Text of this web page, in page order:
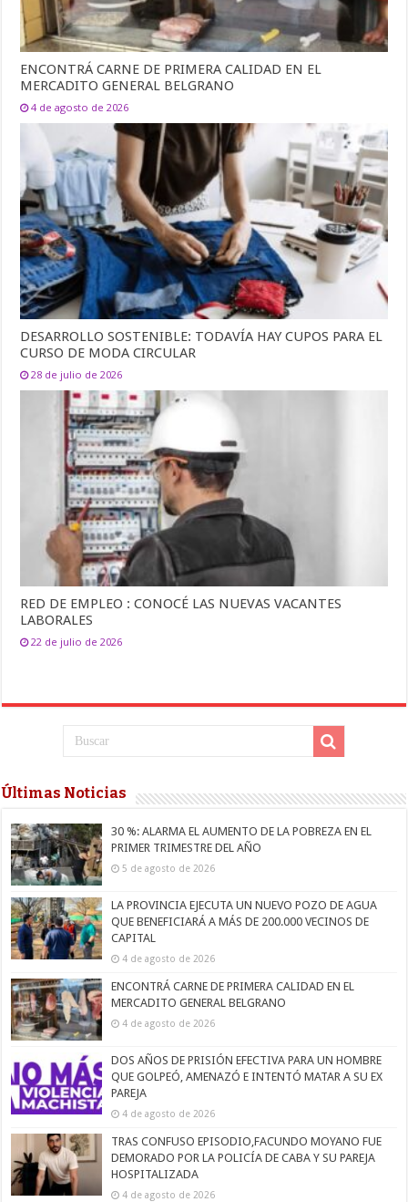
ENCONTRÁ CARNE DE PRIMERA CALIDAD EN EL
MERCADITO GENERAL BELGRANO
4 de agosto de 2026
DESARROLLO SOSTENIBLE: TODAVÍA HAY CUPOS PARA EL
CURSO DE MODA CIRCULAR
28 de julio de 2026
RED DE EMPLEO : CONOCÉ LAS NUEVAS VACANTES
LABORALES
22 de julio de 2026
Últimas Noticias
30 %: ALARMA EL AUMENTO DE LA POBREZA EN EL
PRIMER TRIMESTRE DEL AÑO
5 de agosto de 2026
LA PROVINCIA EJECUTA UN NUEVO POZO DE AGUA
QUE BENEFICIARÁ A MÁS DE 200.000 VECINOS DE
CAPITAL
4 de agosto de 2026
ENCONTRÁ CARNE DE PRIMERA CALIDAD EN EL
MERCADITO GENERAL BELGRANO
4 de agosto de 2026
DOS AÑOS DE PRISIÓN EFECTIVA PARA UN HOMBRE
QUE GOLPEÓ, AMENAZÓ E INTENTÓ MATAR A SU EX
PAREJA
4 de agosto de 2026
TRAS CONFUSO EPISODIO,FACUNDO MOYANO FUE
DEMORADO POR LA POLICÍA DE CABA Y SU PAREJA
HOSPITALIZADA
4 de agosto de 2026